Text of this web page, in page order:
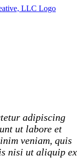
adipiscing
ut labore et
veniam, quis
nisi ut aliquip ex